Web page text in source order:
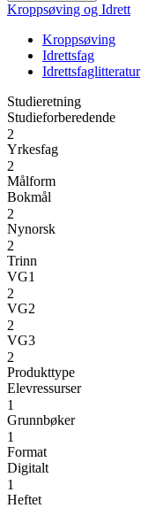
Kroppsøving og Idrett
Kroppsøving
Idrettsfag
Idrettsfaglitteratur
Studieretning
Studieforberedende
2
Yrkesfag
2
Målform
Bokmål
2
Nynorsk
2
Trinn
VG1
2
VG2
2
VG3
2
Produkttype
Elevressurser
1
Grunnbøker
1
Format
Digitalt
1
Heftet